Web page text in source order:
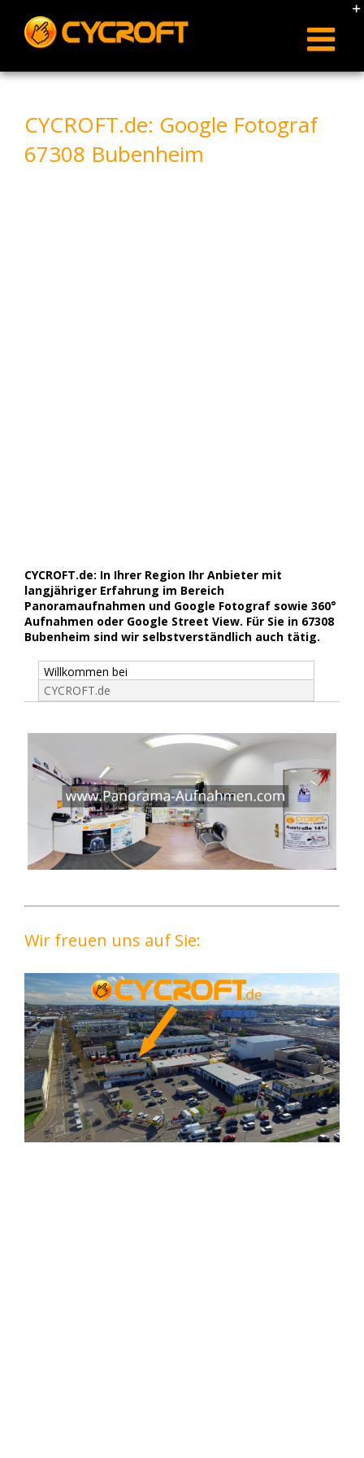
content
CYCROFT.de: Google Fotograf
67308 Bubenheim
CYCROFT.de: In Ihrer Region Ihr Anbieter mit
langjähriger Erfahrung im Bereich
Panoramaufnahmen und Google Fotograf sowie 360°
Aufnahmen oder Google Street View. Für Sie in 67308
Bubenheim sind wir selbstverständlich auch tätig.
Willkommen bei
CYCROFT.de
Wir freuen uns auf Sie: